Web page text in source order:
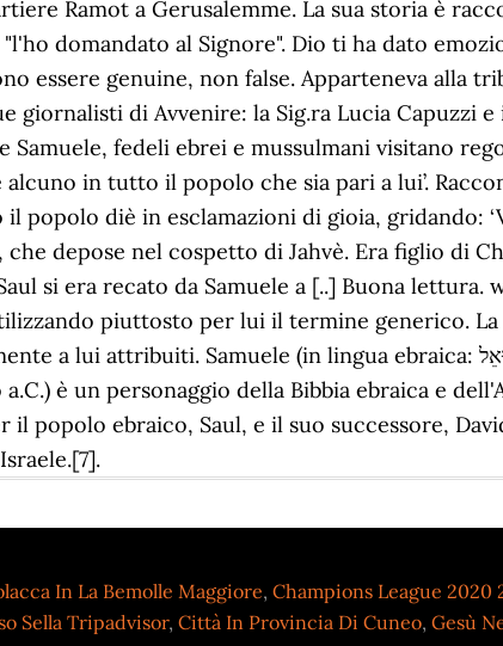
In La Bemolle Maggiore, Champions League 2020
Sella Tripadvisor, Città In Provincia Di Cuneo, Gesù